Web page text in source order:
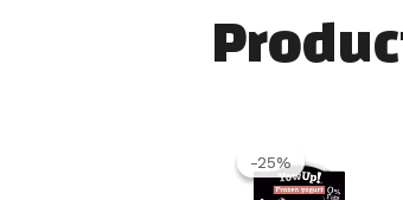
-25%
-25%
original
era:
actual